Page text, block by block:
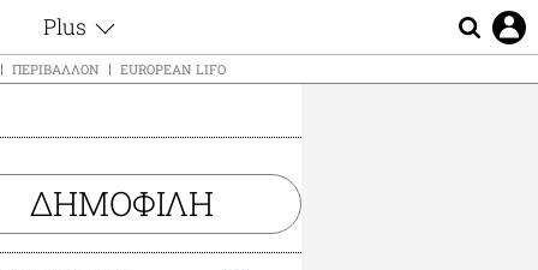
Plus
Θέματα
Ζώδια
Εξομολογήσεις
Blogs
ΠΕΡΙΒΆΛΛΟΝ EUROPEAN LIFO
ΔΗΜΟΦΙΛΗ